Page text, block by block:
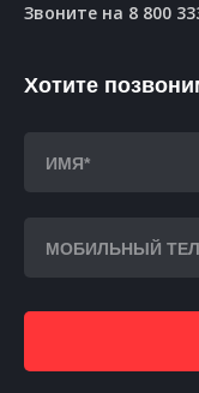
Звоните на 8 800
Хотите